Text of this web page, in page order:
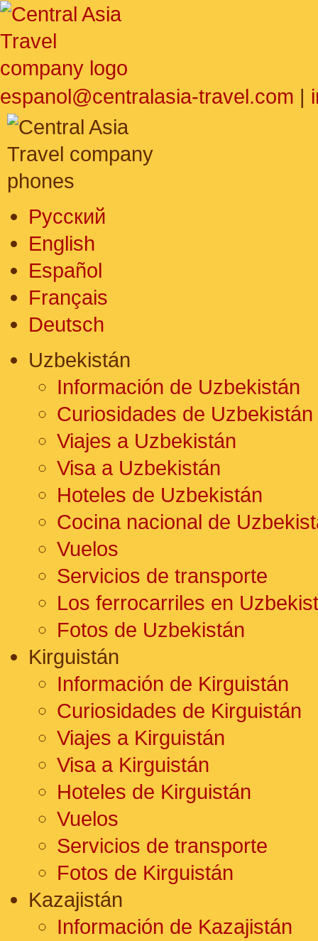
espanol@centralasia-travel.com |
Русский
English
Español
Français
Deutsch
Uzbekistán
Información de Uzbekistán
Curiosidades de Uzbekistán
Viajes a Uzbekistán
Visa a Uzbekistán
Hoteles de Uzbekistán
Cocina nacional de
Vuelos
Servicios de transporte
Los ferrocarriles en
Fotos de Uzbekistán
Kirguistán
Información de Kirguistán
Curiosidades de Kirguistán
Viajes a Kirguistán
Visa a Kirguistán
Hoteles de Kirguistán
Vuelos
Servicios de transporte
Fotos de Kirguistán
Kazajistán
Información de Kazajistán